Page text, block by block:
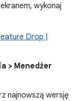
wykonaj
Drop |
> Menedżer
najnowszą wersję